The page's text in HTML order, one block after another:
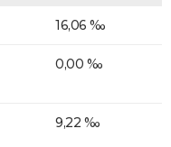
16,06 ‰
0,00 ‰
9,22 ‰